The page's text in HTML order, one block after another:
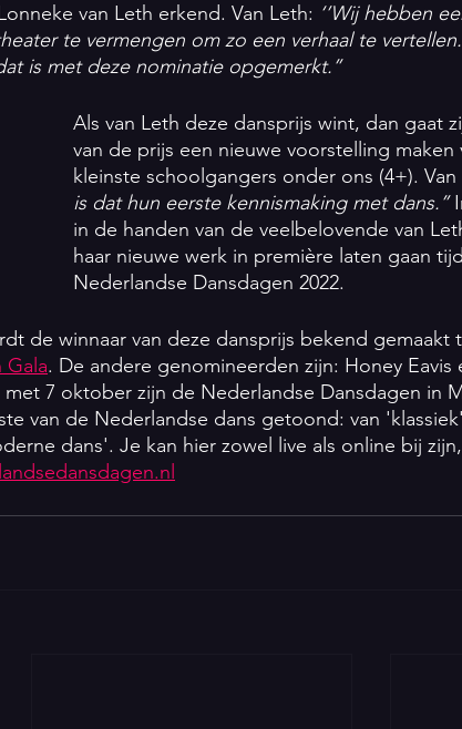
van Leth erkend. Van Leth: ‘’Wij hebben
te vermengen om zo een verhaal te
is met deze nominatie opgemerkt.’’
Als van Leth deze dansprijs wint, dan gaat
van de prijs een nieuwe voorstelling maken
kleinste schoolgangers onder ons (4+). Van
is dat hun eerste kennismaking met dans.’’
in de handen van de veelbelovende van
haar nieuwe werk in première laten gaan
Nederlandse Dansdagen 2022.
de winnaar van deze dansprijs bekend gemaakt
Gala. De andere genomineerden zijn: Honey Eavis
7 oktober zijn de Nederlandse Dansdagen in
van de Nederlandse dans getoond: van
dans'. Je kan hier zowel live als online bij